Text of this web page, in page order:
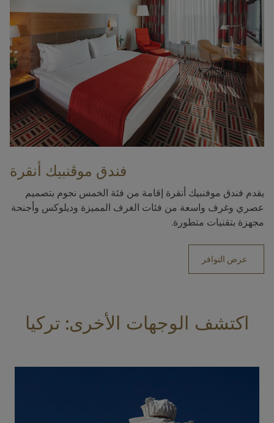
فندق موڤنبيك أنقرة
يقدم فندق موفنبيك أنقرة إقامة من فئة الخمس نجوم بتصميم
عصري وغرف واسعة من فئات الغرف المميزة وديلوكس وأجنحة
مجهزة بتقنيات متطورة.
عرض التوافر
اكتشف الوجهات الأخرى: تركيا